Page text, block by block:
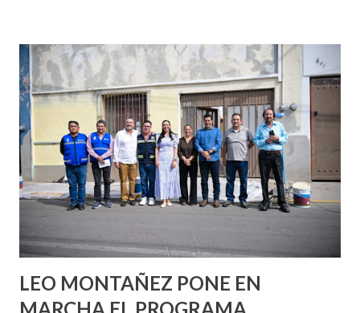
conoces ni la mitad de lo que deberías saber. Pero incluso
quienes ya han tenido relaciones sexuales no son expertos
o expertas en el tema. Siempre hay algo nuevo que
aprender y nuevas experiencias que conocer. Si eres una
chica y aún no has tenido relaciones sexuales, tal vez
pienses que el sexo será increíble y no puedas esperar para
experimentarlo, pero como cualquier persona con
experiencia te dirá, siempre es mejor cuando ambas partes
son suficientemen...
LEO MONTAÑEZ PONE EN